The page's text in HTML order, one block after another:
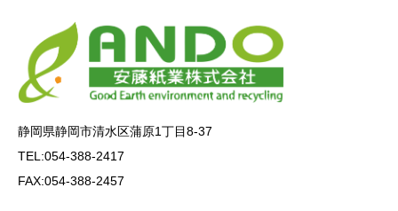
静岡県静岡市清水区蒲原1丁目8-37
TEL:054-388-2417
FAX:054-388-2457